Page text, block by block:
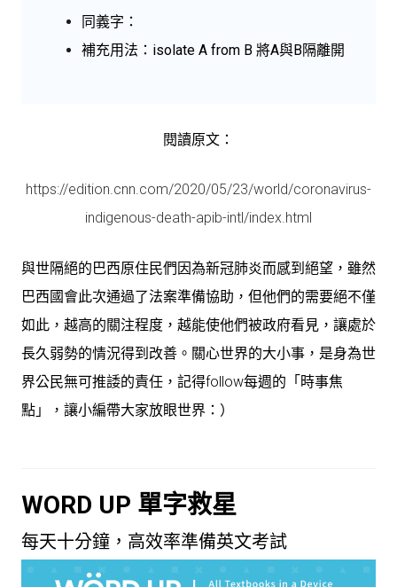
同義字：
補充用法：isolate A from B 將A與B隔離開
閱讀原文：
https://edition.cnn.com/2020/05/23/world/coronavirus-
indigenous-death-apib-intl/index.html
與世隔絕的巴西原住民們因為新冠肺炎而感到絕望，雖然
巴西國會此次通過了法案準備協助，但他們的需要絕不僅
如此，越高的關注程度，越能使他們被政府看見，讓處於
長久弱勢的情況得到改善。關心世界的大小事，是身為世
界公民無可推諉的責任，記得follow每週的「時事焦
點」，讓小編帶大家放眼世界：）
WORD UP 單字救星
每天十分鐘，高效率準備英文考試